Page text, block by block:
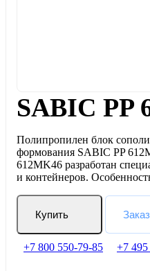
SABIC PP
Полипропилен блок
формования SABIC PP
612MK46 разработан
и контейнеров.
Купить
+7 800 550-79-85 +7 495